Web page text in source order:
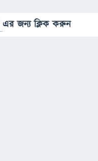
এর জন্য ক্লিক করুন